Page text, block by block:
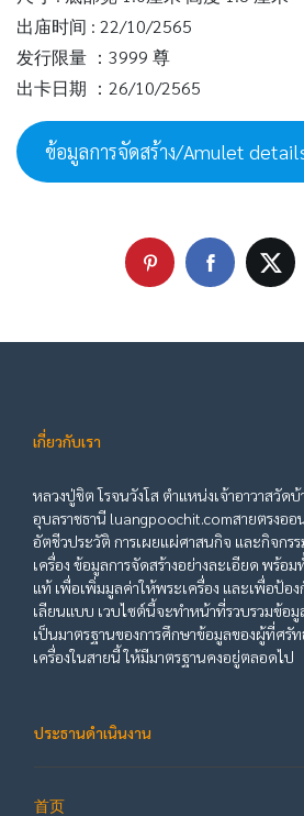
出庙时间 : 22/10/2565
发行限量 ：3999 尊
出卡日期 ：26/10/2565
ข้อมูลการจัดสร้าง/Amulet
เกี่ยวกับเรา
หลวงปู่ชิต โรจนวังโส ตำแหน่งเจ้าอาวาสวัด
อุบลราชธานี luangpoochit.comสายตรงอ
อัตชีวประวัติ การเผยแผ่ศาสนกิจ และกิจกร
เครื่อง ข้อมูลการจัดสร้างอย่างละเอียด พร้อ
แท้ เพื่อเพิ่มมูลค่าให้พระเครื่อง และเพื่อป้อ
เลียนแบบ เวบไซต์นี้จะทำหน้าที่รวบรวมข้อ
เป็นมาตรฐานของการศึกษาข้อมูลของผู้ที่ศรั
เครื่องในสายนี้ ให้มีมาตรฐานคงอยู่ตลอดไป
ประธานดำเนินงาน
首页